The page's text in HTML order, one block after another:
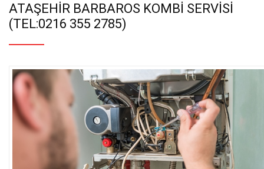
ATAŞEHIR BARBAROS KOMBI SERVISI
(TEL:0216 355 2785)